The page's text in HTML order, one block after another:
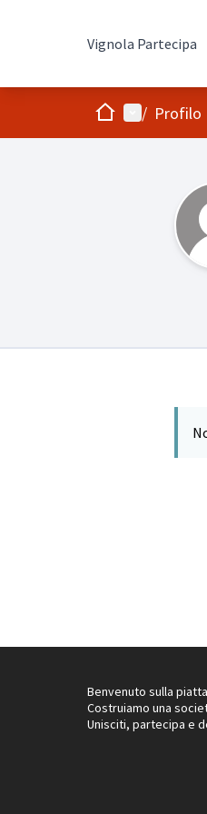
Vignola Partecipa
HomeMenù
/ Profilo
Benvenuto sulla
Costruiamo una
Unisciti, partecipa e